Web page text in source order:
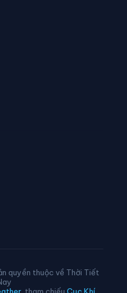
Xã Phố Bảng
quyền thuộc về Thời Tiết